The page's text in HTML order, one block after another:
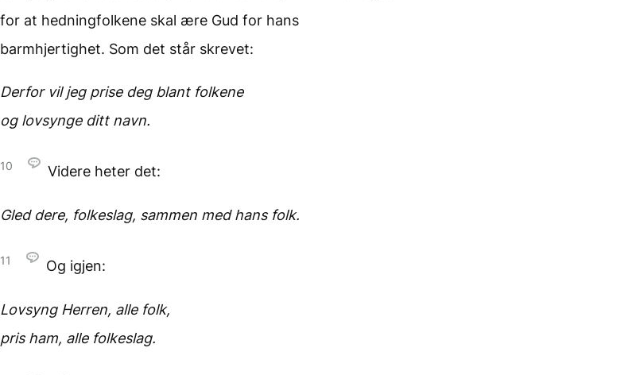
for at hedningfolkene skal ære Gud for hans
barmhjertighet. Som det står skrevet:
Derfor vil jeg prise deg blant folkene
og lovsynge ditt navn.
10 Videre heter det:
Gled dere, folkeslag, sammen med hans folk.
11 Og igjen:
Lovsyng Herren, alle folk,
pris ham, alle folkeslag.